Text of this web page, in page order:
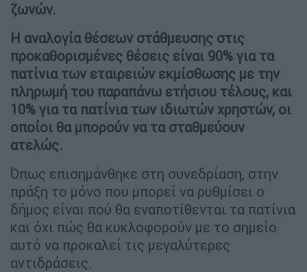
ζωνών.
Η αναλογία θέσεων στάθμευσης στις
προκαθορισμένες θέσεις είναι 90% για τα
πατίνια των εταιρειών εκμίσθωσης με την
πληρωμή του παραπάνω ετήσιου τέλους, και
10% για τα πατίνια των ιδιωτών χρηστών, οι
οποίοι θα μπορούν να τα σταθμεύουν
ατελώς.
Όπως επισημάνθηκε στη συνεδρίαση, στην
πράξη το μόνο που μπορεί να ρυθμίσει ο
δήμος είναι πού θα εναποτίθενται τα πατίνια
και όχι πώς θα κυκλοφορούν με το σημείο
αυτό να προκαλεί τις μεγαλύτερες
αντιδράσεις.